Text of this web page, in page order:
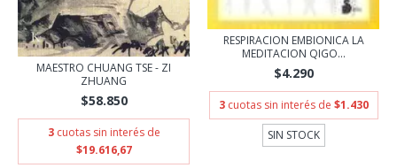
MAESTRO CHUANG TSE - ZI
ZHUANG
$58.850
3 cuotas sin interés de
$19.616,67
RESPIRACION EMBIONICA LA
MEDITACION QIGO...
$4.290
3 cuotas sin interés de $1.430
SIN STOCK